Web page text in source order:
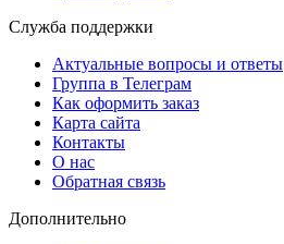
Служба поддержки
Актуальные вопросы и ответы
Группа в Телеграм
Как оформить заказ
Карта сайта
Контакты
О нас
Обратная связь
Дополнительно